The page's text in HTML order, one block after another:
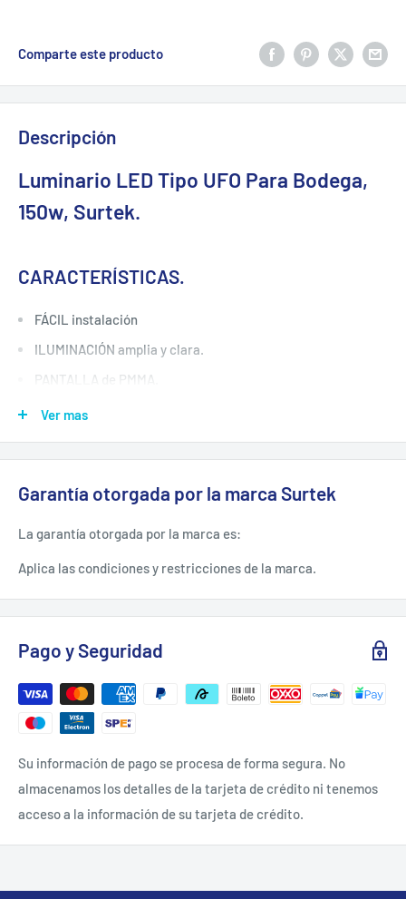
Comparte este producto
Descripción
Luminario LED Tipo UFO Para Bodega,
150w, Surtek.
CARACTERÍSTICAS.
FÁCIL instalación
ILUMINACIÓN amplia y clara.
PANTALLA de PMMA.
SOPORTA variaciones de voltaje +-10%.
AHORRA más del 50% vs tecnología incandescente.
iluminación
PMMA. Tipo de LED 2835. Calibre de cable de corriente 18.
Grado IP 65.
flujo luminoso 15000 lm. potencia 150 W.
6500 K, CRI >80, temperatura de operación -20~60 C,
voltaje de salida 125 V.
Corriente de salida 0.75 A.
Ver mas
Garantía otorgada por la marca Surtek
La garantía otorgada por la marca es:
Aplica las condiciones y restricciones de la marca.
Pago y Seguridad
Su información de pago se procesa de forma segura. No
almacenamos los detalles de la tarjeta de crédito ni tenemos
acceso a la información de su tarjeta de crédito.